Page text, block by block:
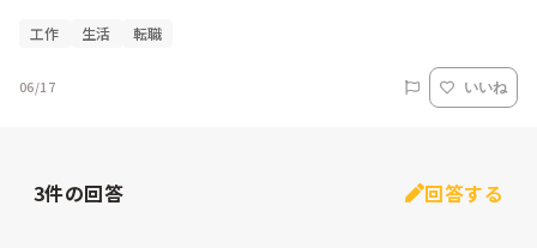
工作 生活 転職
06/17 いいね
3件の回答 回答する